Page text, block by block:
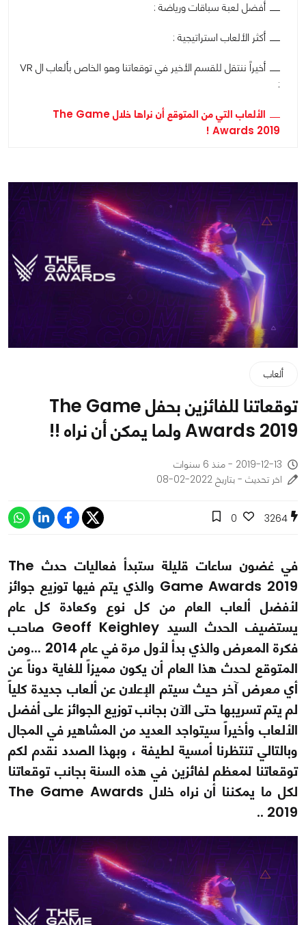
أفضل لعبة سباقات ورياضة :
أكثر الألعاب استراتيجية :
أخيراً ننتقل للقسم الأخير في توقعاتنا وهو الخاص بألعاب ال VR
:
الألعاب التي من المتوقع أن نراها خلال The Game
Awards 2019 !
ألعاب
توقعاتنا للفائزين بحفل The Game
Awards 2019 ولما يمكن أن نراه !!
2019-12-13 - منذ 6 سنوات
اخر تحديث - بتاريخ 2022-02-08
3264
0
في غضون ساعات قليلة ستبدأ فعاليات حدث The
Game Awards 2019 والذي يتم فيها توزيع جوائز
لأفضل ألعاب العام من كل نوع وكعادة كل عام
يستضيف الحدث السيد Geoff Keighley صاحب
فكرة المعرض والذي بدأ لأول مرة في عام 2014 ...ومن
المتوقع لحدث هذا العام أن يكون مميزاً للغاية دوناً عن
أي معرض آخر حيث سيتم الإعلان عن ألعاب جديدة كلياً
لم يتم تسريبها حتى الآن بجانب توزيع الجوائز على أفضل
الألعاب وأخيراً سيتواجد العديد من المشاهير في المجال
وبالتالي تنتظرنا أمسية لطيفة ، وبهذا الصدد نقدم لكم
توقعاتنا لمعظم لفائزين في هذه السنة بجانب توقعاتنا
لكل ما يمكننا أن نراه خلال The Game Awards
2019 ..